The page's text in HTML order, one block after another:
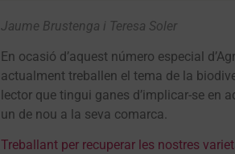
Jaume Brustenga i Teresa Soler
En ocasió d’aquest número especial
actualment treballen el tema de la
lector que tingui ganes d’implicar-se en
un de nou a la seva comarca.
Treballant per recuperar les nostres